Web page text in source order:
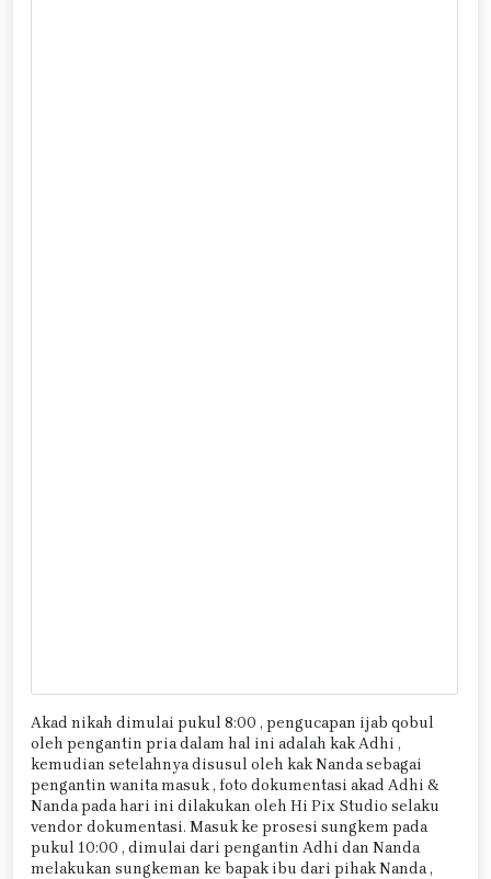
Akad nikah dimulai pukul 8:00 , pengucapan ijab qobul
oleh pengantin pria dalam hal ini adalah kak Adhi ,
kemudian setelahnya disusul oleh kak Nanda sebagai
pengantin wanita masuk , foto dokumentasi akad Adhi &
Nanda pada hari ini dilakukan oleh Hi Pix Studio selaku
vendor dokumentasi. Masuk ke prosesi sungkem pada
pukul 10:00 , dimulai dari pengantin Adhi dan Nanda
melakukan sungkeman ke bapak ibu dari pihak Nanda ,